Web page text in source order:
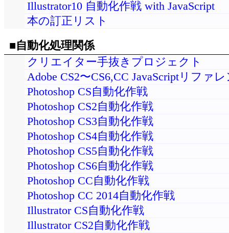
Illustrator10 自動化作戦 with JavaScript
本の訂正リスト
■自動化処理関係
クリエイター手抜きプロジェクト
Adobe CS2〜CS6,CC JavaScriptリファ
Photoshop CS自動化作戦
Photoshop CS2自動化作戦
Photoshop CS3自動化作戦
Photoshop CS4自動化作戦
Photoshop CS5自動化作戦
Photoshop CS6自動化作戦
Photoshop CC自動化作戦
Photoshop CC 2014自動化作戦
Illustrator CS自動化作戦
Illustrator CS2自動化作戦